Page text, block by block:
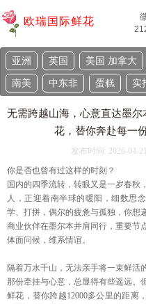
亚洲 英国 美国 加拿大
南美
中东非 蛋糕 实
欧瑞国际鲜花
无需跨越山海，心意直达墨尔
花，替你奔赴每一
发布时间: 2026-04-21
你是否也曾有过这样的时刻？
国内的四季流转，转眼又是一岁春秋
人，正迎着南半球的暖阳，细数思
学、打拼，偶尔的疲惫与孤独，你想
商业伙伴在墨尔本并肩同行，重要节
体面问候，维系情谊。
隔着万水千山，无法亲手将一束鲜活
那份牵挂与心意，总显得有些遥远。
鲜花，替你跨越12000多公里的距离